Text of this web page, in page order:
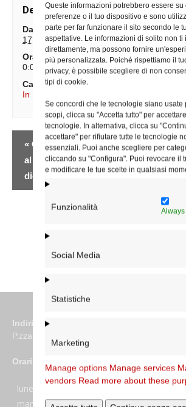
Queste informazioni potrebbero essere su
preferenze o il tuo dispositivo e sono
parte per far funzionare il sito secondo le
aspettative. Le informazioni di solito non ti
direttamente, ma possono fornire
più personalizzata. Poiché rispettiamo il
privacy, è possibile scegliere di non
tipi di cookie.
Se concordi che le tecnologie siano usate
scopi, clicca su "Accetta tutto" per
tecnologie. In alternativa, clicca su
accettare" per rifiutare tutte le tecnologie
essenziali. Puoi anche scegliere per
cliccando su "Configura". Puoi revocare il
e modificare le tue scelte in qualsiasi
Funzionalità Always
Social Media
Statistiche
Marketing
Manage options Manage services
vendors Read more about these
Dettagli
Data:
17 Ottobre 2024
Ora:
0:00
Categorie Evento:
In Diocesi
Evento
Navigazione
« Corso di formazione
al volontariato
diocesano
Indirizzo
P.zza S. Giovanni in Laterano 6 00184 Roma
Orari
lunedi:
martedi:
7:45–13:15 e 14:00-